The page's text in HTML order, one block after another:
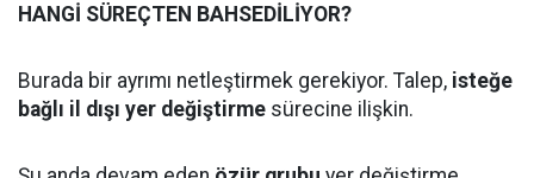
HANGİ SÜREÇTEN BAHSEDİLİYOR?
Burada bir ayrımı netleştirmek gerekiyor. Talep, isteğe
bağlı il dışı yer değiştirme sürecine ilişkin.